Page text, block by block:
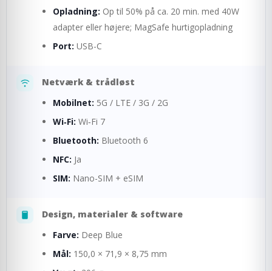
Opladning: Op til 50% på ca. 20 min. med 40W
adapter eller højere; MagSafe hurtigopladning
Port: USB-C
Netværk & trådløst
Mobilnet: 5G / LTE / 3G / 2G
Wi‑Fi: Wi‑Fi 7
Bluetooth: Bluetooth 6
NFC: Ja
SIM: Nano-SIM + eSIM
Design, materialer & software
Farve: Deep Blue
Mål: 150,0 × 71,9 × 8,75 mm